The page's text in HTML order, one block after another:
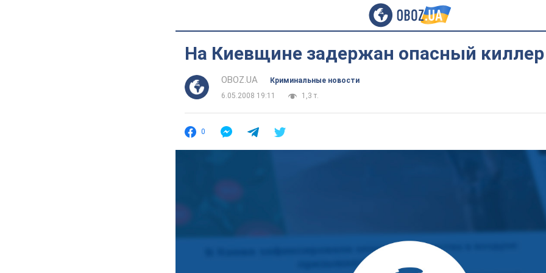
На Киевщине задержан опасный
OBOZ.UA
Криминальные новости
6.05.2008 19:11
1,3 т.
0